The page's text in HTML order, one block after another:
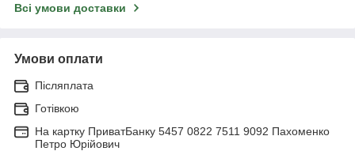
Всі умови доставки
Умови оплати
Післяплата
Готівкою
На картку ПриватБанку 5457 0822 7511 9092 Пахоменко
Петро Юрійович